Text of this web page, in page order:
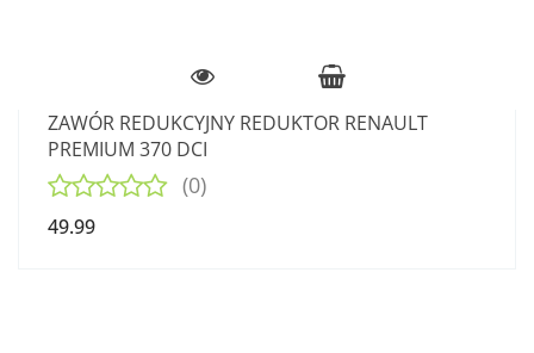
ZAWÓR REDUKCYJNY REDUKTOR RENAULT
PREMIUM 370 DCI
(0)
49.99